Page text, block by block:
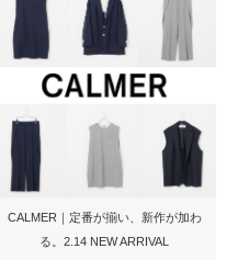
CALMER｜定番が揃い、新作が加わ
る。2.14 NEW ARRIVAL